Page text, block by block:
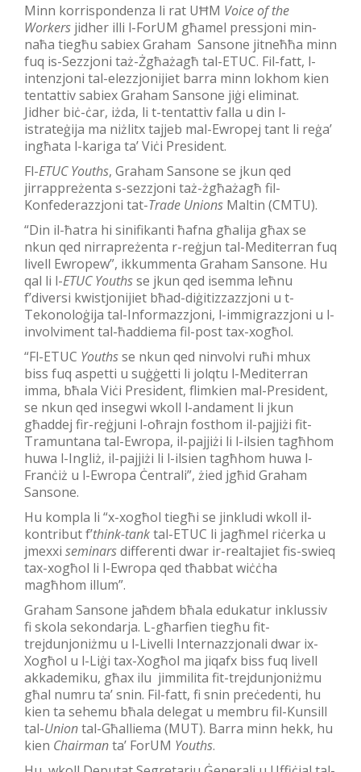
Minn korrispondenza li rat UĦM Voice of the
Workers jidher illi l-ForUM għamel pressjoni min-
naħa tiegħu sabiex Graham Sansone jitneħħa minn
fuq is-Sezzjoni taż-Żgħażagħ tal-ETUC. Fil-fatt, l-
intenzjoni tal-elezzjonijiet barra minn lokhom kien
tentattiv sabiex Graham Sansone jiġi eliminat.
Jidher biċ-ċar, iżda, li t-tentattiv falla u din l-
istrateġija ma niżlitx tajjeb mal-Ewropej tant li reġa’
ingħata l-kariga ta’ Viċi President.
Fl-ETUC Youths, Graham Sansone se jkun qed
jirrappreżenta s-sezzjoni taż-żgħażagħ fil-
Konfederazzjoni tat-Trade Unions Maltin (CMTU).
“Din il-ħatra hi sinifikanti ħafna għalija għax se
nkun qed nirrapreżenta r-reġjun tal-Mediterran fuq
livell Ewropew”, ikkummenta Graham Sansone. Hu
qal li l-ETUC Youthsse jkun qed isemma leħnu
f’diversi kwistjonijiet bħad-diġitizzazzjoni u t-
Tekonoloġija tal-Informazzjoni, l-immigrazzjoni u l-
involviment tal-ħaddiema fil-post tax-xogħol.
“Fl-ETUC Youthsse nkun qed ninvolvi ruħi mhux
biss fuq aspetti u suġġetti li jolqtu l-Mediterran
imma, bħala Viċi President, flimkien mal-President,
se nkun qed insegwi wkoll l-andament li jkun
għaddej fir-reġjuni l-oħrajn fosthom il-pajjiżi fit-
Tramuntana tal-Ewropa, il-pajjiżi li l-ilsien tagħhom
huwa l-Ingliż, il-pajjiżi li l-ilsien tagħhom huwa l-
Franċiż u l-Ewropa Ċentrali”, żied jgħid Graham
Sansone.
Hu kompla li “x-xogħol tiegħi se jinkludi wkoll il-
kontribut f’think-tanktal-ETUC li jagħmel riċerka u
jmexxi seminarsdifferenti dwar ir-realtajiet fis-swieq
tax-xogħol li l-Ewropa qed tħabbat wiċċha
magħhom illum”.
Graham Sansone jaħdem bħala edukatur inklussiv
fi skola sekondarja. L-għarfien tiegħu fit-
trejdunjoniżmu u l-Livelli Internazzjonali dwar ix-
Xogħol u l-Liġi tax-Xogħol ma jiqafx biss fuq livell
akkademiku, għax ilu jimmilita fit-trejdunjoniżmu
għal numru ta’ snin. Fil-fatt, fi snin preċedenti, hu
kien ta sehemu bħala delegat u membru fil-Kunsill
tal-Uniontal-Għalliema (MUT). Barra minn hekk, hu
kien Chairmanta’ ForUM Youths.